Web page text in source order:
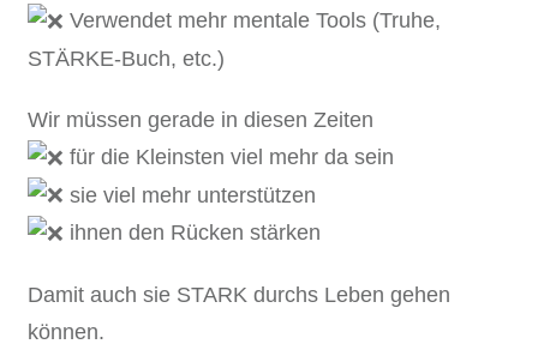
Verwendet mehr mentale Tools (Truhe,
STÄRKE-Buch, etc.)
Wir müssen gerade in diesen Zeiten
für die Kleinsten viel mehr da sein
sie viel mehr unterstützen
ihnen den Rücken stärken
Damit auch sie STARK durchs Leben gehen
können.